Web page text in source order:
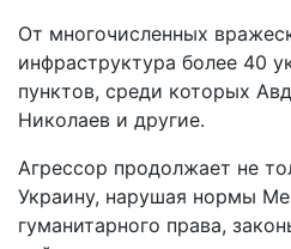
От многочисленных
инфраструктура более 40
пунктов, среди которых
Николаев и другие.
Агрессор продолжает не
Украину, нарушая нормы
гуманитарного права,